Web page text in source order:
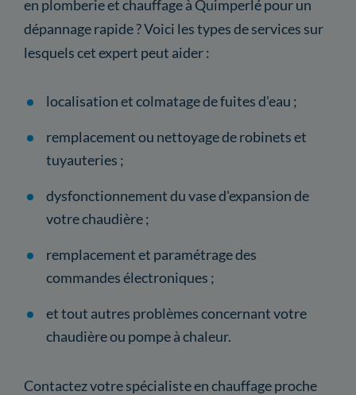
en plomberie et chauffage à Quimperlé pour un
dépannage rapide ? Voici les types de services sur
lesquels cet expert peut aider :
localisation et colmatage de fuites d'eau ;
remplacement ou nettoyage de robinets et
tuyauteries ;
dysfonctionnement du vase d'expansion de
votre chaudière ;
remplacement et paramétrage des
commandes électroniques ;
et tout autres problèmes concernant votre
chaudière ou pompe à chaleur.
Contactez votre spécialiste en chauffage proche